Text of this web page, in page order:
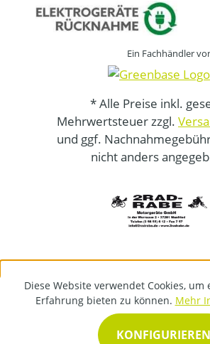
Ein Fachhändler
* Alle Preise inkl.
Mehrwertsteuer zzgl.
und ggf.
nicht anders
Diese Website verwendet Cookies,
Erfahrung bieten zu können. Mehr
KONFIGURIEREN